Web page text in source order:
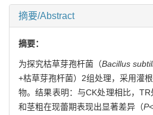
摘要/Abstract
摘要：
为探究枯草芽孢杆菌（Bacillus
+枯草芽孢杆菌）2组处理，采用灌
物。结果表明：与CK处理相比，
和茎粗在现蕾期表现出显著差异（P